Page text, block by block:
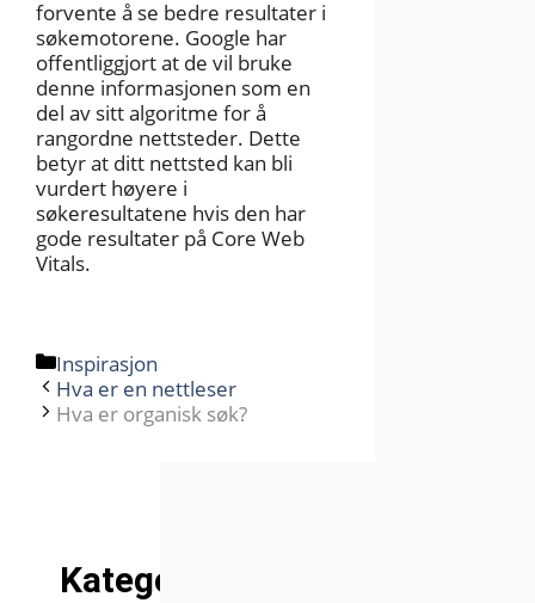
forvente å se bedre resultater i
søkemotorene. Google har
offentliggjort at de vil bruke
denne informasjonen som en
del av sitt algoritme for å
rangordne nettsteder. Dette
betyr at ditt nettsted kan bli
vurdert høyere i
søkeresultatene hvis den har
gode resultater på Core Web
Vitals.
Kategorier
Inspirasjon
Hva er en nettleser
Hva er organisk søk?
Kategorier